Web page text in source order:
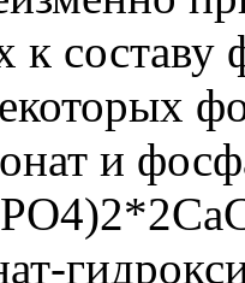
к составу
и